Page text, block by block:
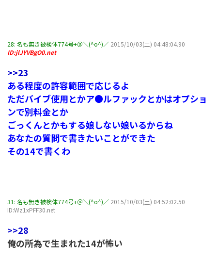
28: 名も無き被検体774号+＠＼(^o^)／ 2015/10/03(土) 04:48:04.90
ID:jlJYVBgO0.net
>>23
ある程度の許容範囲で応じるよ
ただバイブ使用とかア●ルファックとかはオプショ
ンで別料金とか
ごっくんとかもする娘しない娘いるからね
あなたの質問で書きたいことができた
その14で書くわ
31: 名も無き被検体774号+＠＼(^o^)／ 2015/10/03(土) 04:52:02.50
ID:Wz1xPFF30.net
>>28
俺の所為で生まれた14が怖い